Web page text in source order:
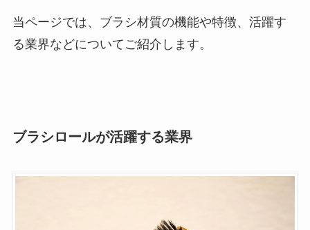
当ページでは、ブラシ材質の機能や特徴、活躍す
る業界などについてご紹介します。
ブラシロールが活躍する業界